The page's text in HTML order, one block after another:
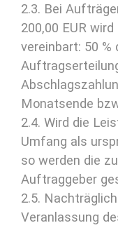
2.3. Bei
200,00 EUR
vereinbart: 50
Monatsende
2.4. Wird die
Umfang als
so werden die
Auftraggeber
2.5.
Veranlassung